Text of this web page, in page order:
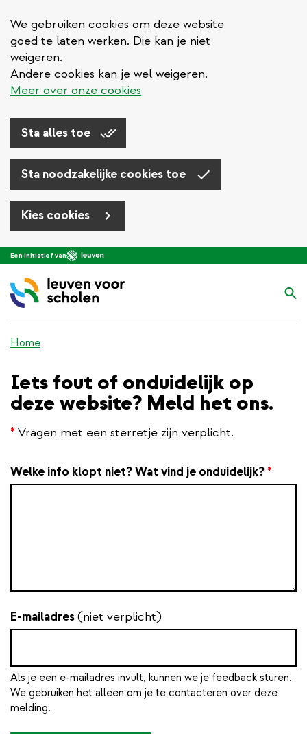
We gebruiken cookies om deze website
goed te laten werken. Die kan je niet
weigeren.
Andere cookies kan je wel weigeren.
Meer over onze cookies
Sta alles toe
Sta noodzakelijke cookies toe
Kies cookies
Overslaan
naar
de
inhoud
gaan
Een initiatief van
Home
Iets fout of onduidelijk op
deze website? Meld het ons.
* Vragen met een sterretje zijn verplicht.
Welke info klopt niet? Wat vind je onduidelijk? *
E-mailadres(niet verplicht)
Als je een e-mailadres invult, kunnen we je feedback sturen.
We gebruiken het alleen om je te contacteren over deze
melding.